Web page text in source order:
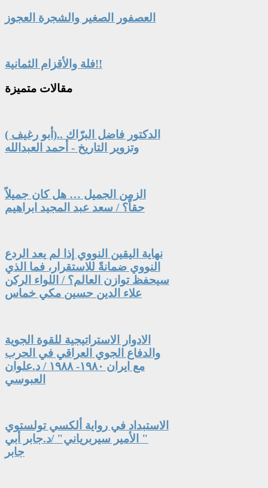
العصفور الصغير والشجرة العجوز
فلة والأقزام الثمانية!!
مقالات متميزة
الدكتور فاضل البرّاك ..(أبو رغيف )
وتزوير التاريخ - أحمد العبدالله
الزمن الجميل … هل كان جميلاً
حقاً؟ / سعد عبد المجيد ابراهيم
نهاية اليقين النووي إذا لم يعد الردع
النووي ضمانةً للاستقرار، فما الذي
سيحفظ توازن العالم؟ / اللواء الركن
علاء الدين حسين مكي خماس
الادوار الاستراتيجية للقوة الجوية
والدفاع الجوي العراقي في الحرب
مع ايران ١٩٨٠- ١٩٨٨ / د.علوان
العبوسي
الاستبداد في رواية ألكسي تولستوي
" الأمير سيربرياني" /د.جابر أبي
جابر